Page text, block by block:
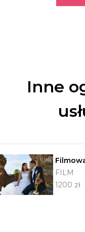
Inne
FILM
1200 zł